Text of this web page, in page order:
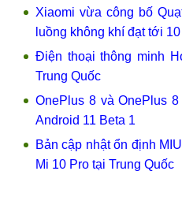
Xiaomi vừa công bố
luồng không khí đạt tới
Điện thoại thông minh
Trung Quốc
OnePlus 8 và OnePlus
Android 11 Beta 1
Bản cập nhật ổn định
Mi 10 Pro tại Trung Quốc